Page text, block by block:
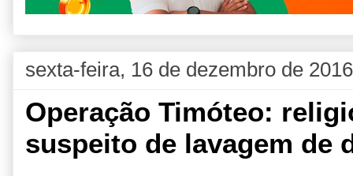
sexta-feira, 16 de dezembro de 2016
Operação Timóteo:
suspeito de lavagem de